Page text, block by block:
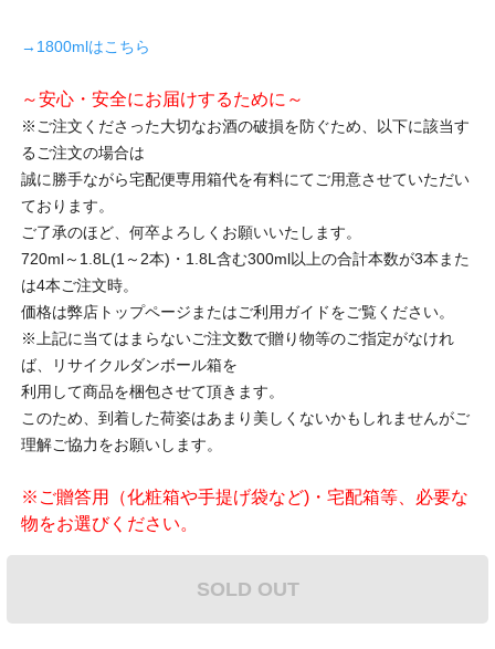
→1800mlはこちら
～安心・安全にお届けするために～
※ご注文くださった大切なお酒の破損を防ぐため、以下に該当す
るご注文の場合は
誠に勝手ながら宅配便専用箱代を有料にてご用意させていただい
ております。
ご了承のほど、何卒よろしくお願いいたします。
720ml～1.8L(1～2本)・1.8L含む300ml以上の合計本数が3本また
は4本ご注文時。
価格は弊店トップページまたはご利用ガイドをご覧ください。
※上記に当てはまらないご注文数で贈り物等のご指定がなけれ
ば、リサイクルダンボール箱を
利用して商品を梱包させて頂きます。
このため、到着した荷姿はあまり美しくないかもしれませんがご
理解ご協力をお願いします。
※ご贈答用（化粧箱や手提げ袋など)・宅配箱等、必要な
物をお選びください。
SOLD OUT